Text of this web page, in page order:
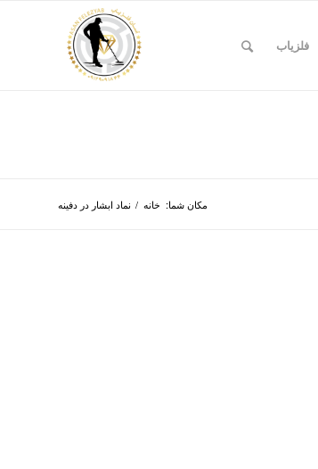
فلزیاب
مکان شما: خانه / نماد ابشار در دفینه